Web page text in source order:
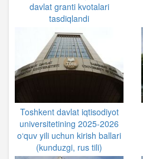
davlat granti kvotalari
tasdiqlandi
Toshkent davlat iqtisodiyot
universitetining 2025-2026
o‘quv yili uchun kirish ballari
(kunduzgi, rus tili)